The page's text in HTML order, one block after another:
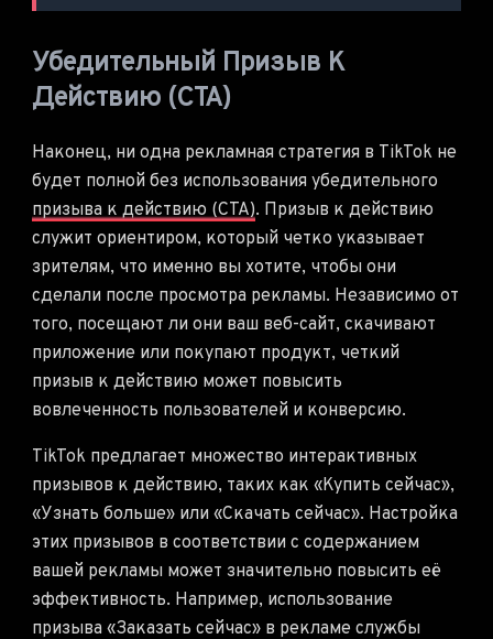
Убедительный Призыв К
Действию (CTA)
Наконец, ни одна рекламная стратегия в TikTok не
будет полной без использования убедительного
призыва к действию (CTA). Призыв к действию
служит ориентиром, который четко указывает
зрителям, что именно вы хотите, чтобы они
сделали после просмотра рекламы. Независимо от
того, посещают ли они ваш веб-сайт, скачивают
приложение или покупают продукт, четкий
призыв к действию может повысить
вовлеченность пользователей и конверсию.
TikTok предлагает множество интерактивных
призывов к действию, таких как «Купить сейчас»,
«Узнать больше» или «Скачать сейчас». Настройка
этих призывов в соответствии с содержанием
вашей рекламы может значительно повысить её
эффективность. Например, использование
призыва «Заказать сейчас» в рекламе службы